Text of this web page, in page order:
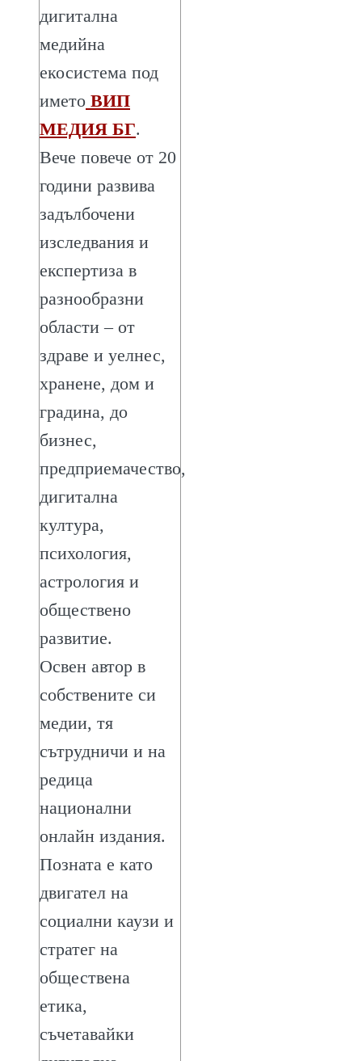
дигитална
медийна
екосистема под
името ВИП
МЕДИЯ БГ.
Вече повече от 20
години развива
задълбочени
изследвания и
експертиза в
разнообразни
области – от
здраве и уелнес,
хранене, дом и
градина, до
бизнес,
предприемачество,
дигитална
култура,
психология,
астрология и
обществено
развитие.
Освен автор в
собствените си
медии, тя
сътрудничи и на
редица
национални
онлайн издания.
Позната е като
двигател на
социални каузи и
стратег на
обществена
етика,
съчетавайки